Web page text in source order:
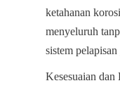
ketahanan
menyeluruh
sistem
Kesesuaian dan